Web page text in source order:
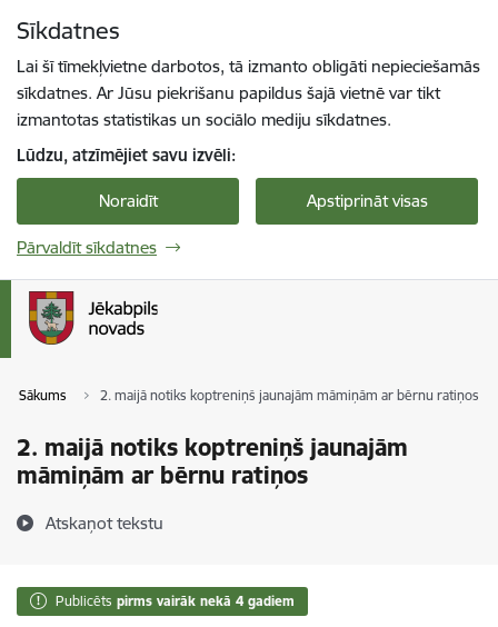
Sīkdatnes
Lai šī tīmekļvietne darbotos, tā izmanto obligāti nepieciešamās
sīkdatnes. Ar Jūsu piekrišanu papildus šajā vietnē var tikt
izmantotas statistikas un sociālo mediju sīkdatnes.
Lūdzu, atzīmējiet savu izvēli:
Noraidīt Apstiprināt visas
Pārvaldīt sīkdatnes
Sākums 2. maijā notiks koptreniņš jaunajām māmiņām ar bērnu ratiņos
2. maijā notiks koptreniņš jaunajām
māmiņām ar bērnu ratiņos
Atskaņot tekstu
Publicēts pirms vairāk nekā 4 gadiem